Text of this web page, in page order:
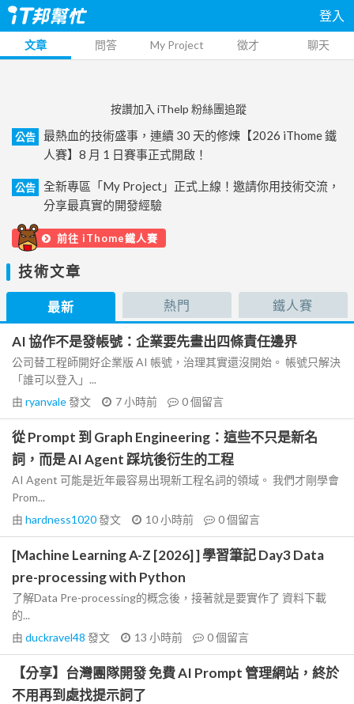
登入
文章 問答 My Project 徵才 聊天
按讚加入 iThelp 粉絲團追蹤
公告
最熱血的技術盛事，連續 30 天的修煉【2026 iThome 鐵
人賽】8 月 1 日賽事正式開啟！
公告
全新專區「My Project」正式上線！邀請你用技術交流，
分享最真實的開發經驗
前往 iThome鐵人賽
技術文章
最新 熱門 鐵人賽
AI 協作不是發帳號：企業要先畫出四條責任邊界
公司替工程師開好企業版 AI 帳號，治理其實還沒開始。 帳號只解決
「誰可以登入」...
由 ryanvale發文 7 小時前 0個留言
從 Prompt 到 Graph Engineering：這些不只是新名
詞，而是 AI Agent 踩坑後衍生的工程
AI Agent 可能是近年最容易出現新工程名詞的領域。 我們才剛學會
Prom...
由 hardness1020發文 10 小時前 0個留言
[Machine Learning A-Z [2026] ] 學習筆記 Day3 Data
pre-processing with Python
了解Data Pre-processing的概念後，接著就是要實作了 資料下載
的...
由 duckravel48 發文 13 小時前 0個留言
【分享】台灣團隊開發 免費 AI Prompt 管理網站，終於
不用再到處找提示詞了